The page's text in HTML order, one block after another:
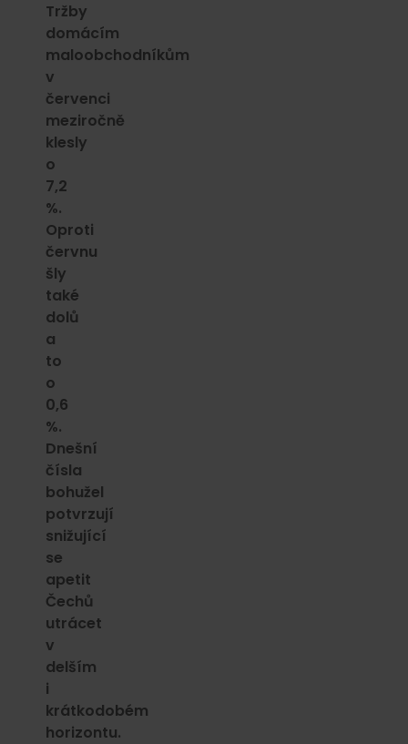
Tržby
domácím
maloobchodníkům
v
červenci
meziročně
klesly
o
7,2
%.
Oproti
červnu
šly
také
dolů
a
to
o
0,6
%.
Dnešní
čísla
bohužel
potvrzují
snižující
se
apetit
Čechů
utrácet
v
delším
i
krátkodobém
horizontu.